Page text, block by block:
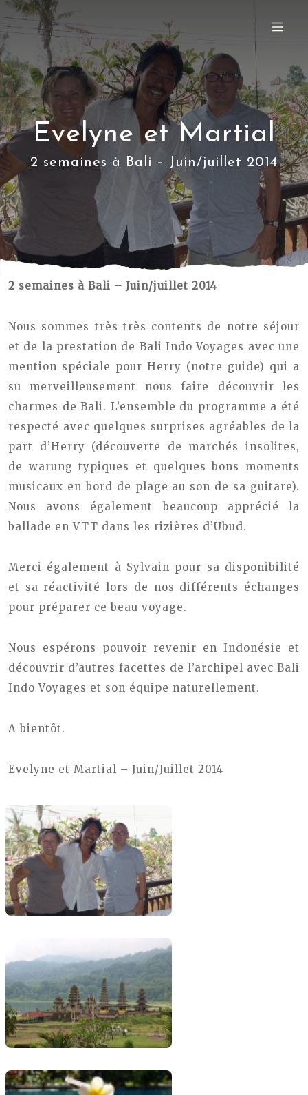
Evelyne et Martial
2 semaines à Bali – Juin/juillet 2014
2 semaines à Bali – Juin/juillet 2014
Nous sommes très très contents de notre séjour
et de la prestation de Bali Indo Voyages avec une
mention spéciale pour Herry (notre guide) qui a
su merveilleusement nous faire découvrir les
charmes de Bali. L’ensemble du programme a été
respecté avec quelques surprises agréables de la
part d’Herry (découverte de marchés insolites,
de warung typiques et quelques bons moments
musicaux en bord de plage au son de sa guitare).
Nous avons également beaucoup apprécié la
ballade en VTT dans les rizières d’Ubud.
Merci également à Sylvain pour sa disponibilité
et sa réactivité lors de nos différents échanges
pour préparer ce beau voyage.
Nous espérons pouvoir revenir en Indonésie et
découvrir d’autres facettes de l’archipel avec Bali
Indo Voyages et son équipe naturellement.
A bientôt.
Evelyne et Martial – Juin/Juillet 2014